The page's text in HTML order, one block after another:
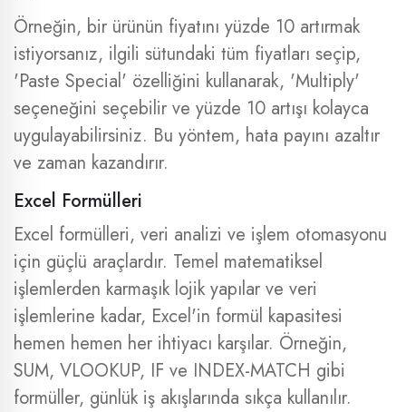
Örneğin, bir ürünün fiyatını yüzde 10 artırmak
istiyorsanız, ilgili sütundaki tüm fiyatları seçip,
'Paste Special' özelliğini kullanarak, 'Multiply'
seçeneğini seçebilir ve yüzde 10 artışı kolayca
uygulayabilirsiniz. Bu yöntem, hata payını azaltır
ve zaman kazandırır.
Excel Formülleri
Excel formülleri, veri analizi ve işlem otomasyonu
için güçlü araçlardır. Temel matematiksel
işlemlerden karmaşık lojik yapılar ve veri
işlemlerine kadar, Excel'in formül kapasitesi
hemen hemen her ihtiyacı karşılar. Örneğin,
SUM, VLOOKUP, IF ve INDEX-MATCH gibi
formüller, günlük iş akışlarında sıkça kullanılır.